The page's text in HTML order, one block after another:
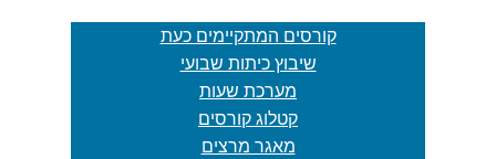
קורסים המתקיימים כעת
שיבוץ כיתות שבועי
מערכת שעות
קטלוג קורסים
מאגר מרצים